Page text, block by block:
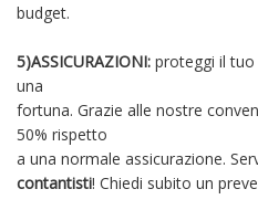
budget.
5)ASSICURAZIONI: proteggi il tuo
una
fortuna. Grazie alle nostre
50% rispetto
a una normale assicurazione.
contantisti! Chiedi subito un